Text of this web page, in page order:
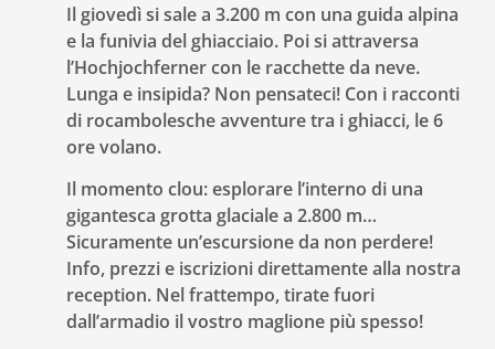
Il giovedì si sale a 3.200 m con una guida alpina
e la funivia del ghiacciaio. Poi si attraversa
l’Hochjochferner con le racchette da neve.
Lunga e insipida? Non pensateci! Con i racconti
di rocambolesche avventure tra i ghiacci, le 6
ore volano.
Il momento clou: esplorare l’interno di una
gigantesca grotta glaciale a 2.800 m…
Sicuramente un’escursione da non perdere!
Info, prezzi e iscrizioni direttamente alla nostra
reception. Nel frattempo, tirate fuori
dall’armadio il vostro maglione più spesso!